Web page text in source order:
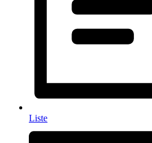
Liste